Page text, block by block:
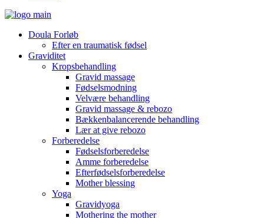
Doula Forløb
Efter en traumatisk fødsel
Graviditet
Kropsbehandling
Gravid massage
Fødselsmodning
Velvære behandling
Gravid massage & rebozo
Bækkenbalancerende behandling
Lær at give rebozo
Forberedelse
Fødselsforberedelse
Amme forberedelse
Efterfødselsforberedelse
Mother blessing
Yoga
Gravidyoga
Mothering the mother